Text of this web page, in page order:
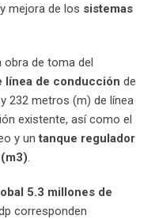
mejora de los sistemas
de toma del
línea de conducción de
232 metros (m) de línea
existente, así como el
y untanque regulador
.
5.3 millones de
corresponden